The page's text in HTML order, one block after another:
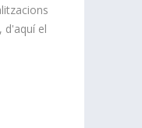
d'aquí el